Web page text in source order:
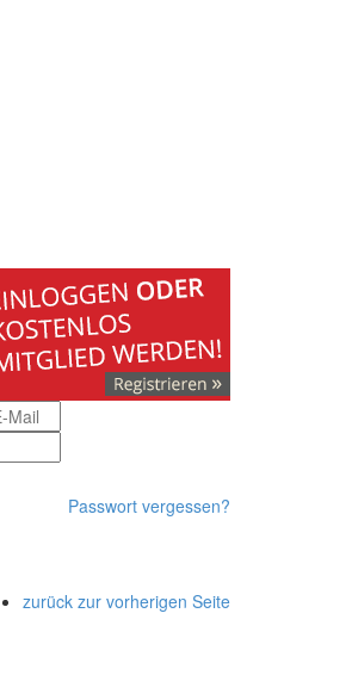
Passwort vergessen?
zurück zur vorherigen Seite